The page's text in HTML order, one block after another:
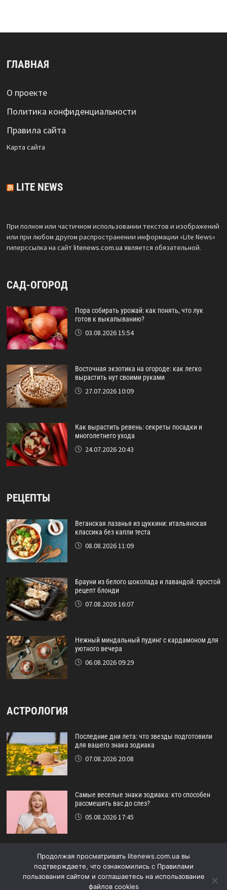
ГЛАВНАЯ
О проекте
Политика конфиденциальности
Правила сайта
Карта сайта
LITE NEWS
При полном или частичном использовании текстов и изображений
или при любом другом распространении информации «Lite News»
гиперссылка на сайтlitenews.com.ua является обязательной.
САД-ОГОРОД
Пора собирать урожай: как понять, что лук
готов к выкапыванию?
03.08.2026 15:54
Восточная экзотика на огороде: как легко
вырастить нут своими руками
27.07.2026 10:09
Как вырастить ревень: секреты посадки и
многолетнего ухода
24.07.2026 20:43
РЕЦЕПТЫ
Веганская лазанья из цуккини: итальянская
классика без капли теста
08.08.2026 11:09
Брауни из белого шоколада и лавандой: простой
рецепт блонди
07.08.2026 16:07
Нежный миндальный пудинг с кардамоном для
уютного вечера
06.08.2026 09:29
АСТРОЛОГИЯ
Последние дни лета: что звезды подготовили
для вашего знака зодиака
07.08.2026 20:08
Самые веселые знаки зодиака: кто способен
рассмешить вас до слез?
05.08.2026 17:45
Астрологический прогноз на август: кому
повезет в конце лета
29.07.2026 16:15
Продолжая просматривать litenews.com.ua вы
подтверждаете, что ознакомились с Правилами
пользования сайтом и соглашаетесь на использование
файлов cookies